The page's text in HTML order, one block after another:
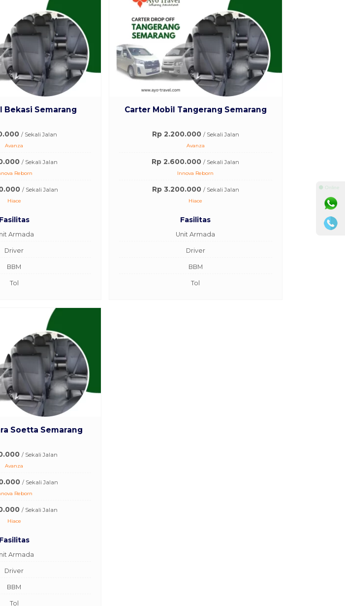
Bekasi Semarang
/ Sekali Jalan
Avanza
/ Sekali Jalan
Reborn
/ Sekali Jalan
Hiace
Fasilitas
Armada
Driver
BBM
Tol
Carter Mobil Tangerang Semarang
Rp 2.200.000 / Sekali Jalan
Avanza
Rp 2.600.000 / Sekali Jalan
Innova Reborn
Rp 3.200.000 / Sekali Jalan
Hiace
Fasilitas
Unit Armada
Driver
BBM
Tol
Soetta Semarang
/ Sekali Jalan
Avanza
/ Sekali Jalan
Reborn
/ Sekali Jalan
Hiace
Fasilitas
Armada
Driver
BBM
Tol
⚫ Online